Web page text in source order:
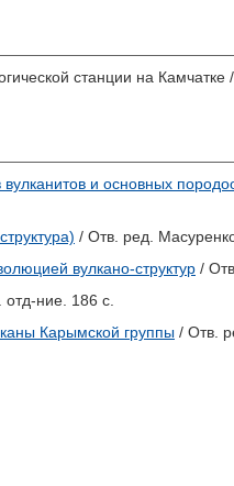
станции на Камчатке
и основных
/ Отв. ред.
вулкано-структур /
ние. 186 с.
Карымской группы / Отв.